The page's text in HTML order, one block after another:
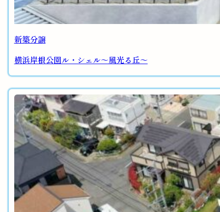
新築分譲
横浜岸根公園ル・シェル～風光る丘～